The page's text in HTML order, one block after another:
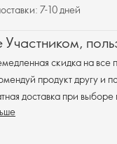
7-10 дней
Участником,
скидка на все
продукт другу и
Бесплатная